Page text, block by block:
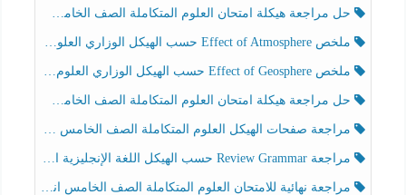
حل مراجعة هيكلة امتحان العلوم المتكاملة الصف الخامس انسبير الفصل الثالث
ملخص Effect of Atmosphere حسب الهيكل الوزاري العلوم المتكاملة الصف الخامس انسبير الفصل الثالث
ملخص Effect of Geosphere حسب الهيكل الوزاري العلوم المتكاملة الصف الخامس انسبير الفصل الثالث
حل مراجعة هيكلة امتحان العلوم المتكاملة الصف الخامس عام الفصل الثالث
مراجعة صفحات الهيكل العلوم المتكاملة الصف الخامس انسبير الفصل الثالث
مراجعة Review Grammar حسب الهيكل اللغة الإنجليزية الصف الخامس الفصل الثالث
مراجعة نهائية للامتحان العلوم المتكاملة الصف الخامس انسبير الفصل الثالث